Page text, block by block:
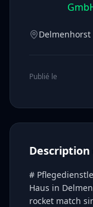
Delmenhorst
Publié le
#
Haus in
rocket match